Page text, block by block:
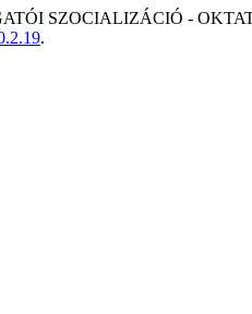
SZOCIALIZÁCIÓ -
.